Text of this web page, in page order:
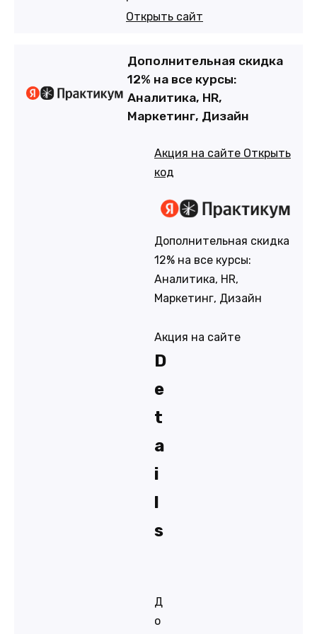
Открыть сайт
Дополнительная скидка
12% на все курсы:
Аналитика, HR,
Маркетинг, Дизайн
Акция на сайте Открыть
код
Дополнительная скидка
12% на все курсы:
Аналитика, HR,
Маркетинг, Дизайн
Акция на сайте
D
e
t
a
i
l
s
Д
о